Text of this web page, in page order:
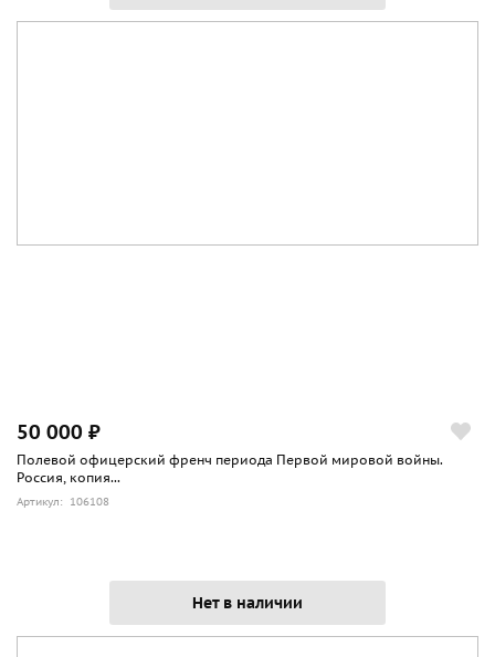
50 000 ₽
Полевой офицерский френч периода Первой мировой войны.
Россия, копия...
Артикул: 106108
Нет в наличии